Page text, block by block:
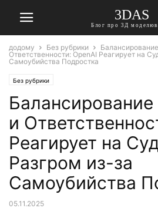
3DAS
Блог про 3Д
додому Без рубрики
Ответственности: OpenAI Реагирует на
Самоубийства Подростка
Без рубрики
и
Реагирует на
Разгром из-за
Самоубийства
05.11.2025